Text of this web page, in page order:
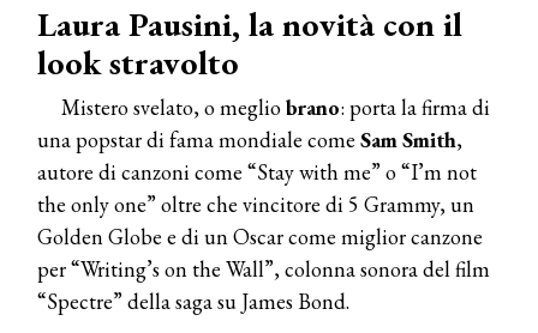
Laura Pausini, la novità con il
look stravolto
Mistero svelato, o megliobrano: porta la firma di
una popstar di fama mondiale come Sam Smith,
autore di canzoni come “Stay with me” o “I’m not
the only one” oltre che vincitore di 5 Grammy, un
Golden Globe e di un Oscar come miglior canzone
per “Writing’s on the Wall”, colonna sonora del film
“Spectre” della saga su James Bond.